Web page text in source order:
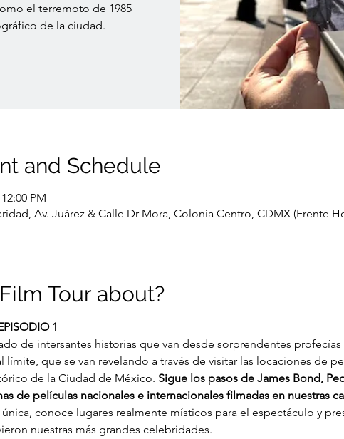
el terremoto de 1985
de la ciudad.
and Schedule
PM
Av. Juárez & Calle Dr Mora, Colonia Centro, CDMX (Frente
Tour about?
1
de intersantes historias que van desde sorprendentes profecías
límite, que se van revelando a través de visitar las locaciones de
de la Ciudad de México. Sigue los pasos de James Bond,
de películas nacionales e internacionales filmadas en nuestras
conoce lugares realmente místicos para el espectáculo y
nuestras más grandes celebridades.